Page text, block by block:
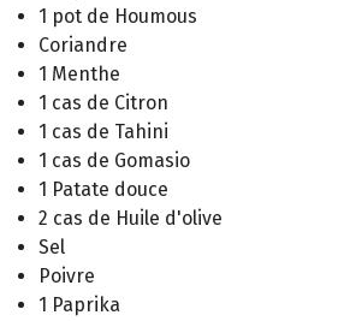
1 pot de Houmous
Coriandre
1 Menthe
1 cas de Citron
1 cas de Tahini
1 cas de Gomasio
1 Patate douce
2 cas de Huile d'olive
Sel
Poivre
1 Paprika